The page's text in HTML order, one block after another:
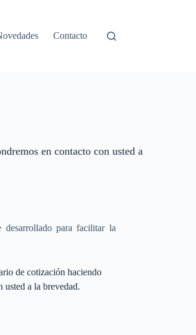
Contacto
en contacto con usted a
desarrollado para facilitar la
de cotización haciendo
usted a la brevedad.